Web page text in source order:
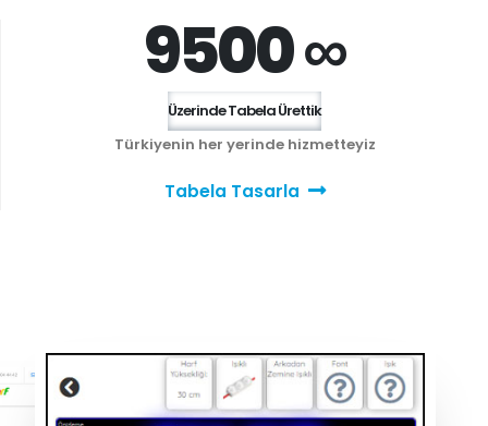
9500 ∞
Üzerinde Tabela Ürettik
Türkiyenin her yerinde hizmetteyiz
Tabela Tasarla